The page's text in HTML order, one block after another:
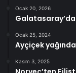
Ocak 20, 2026
Ocak 25, 2024
Ayçiçek
Kasım 3, 2025